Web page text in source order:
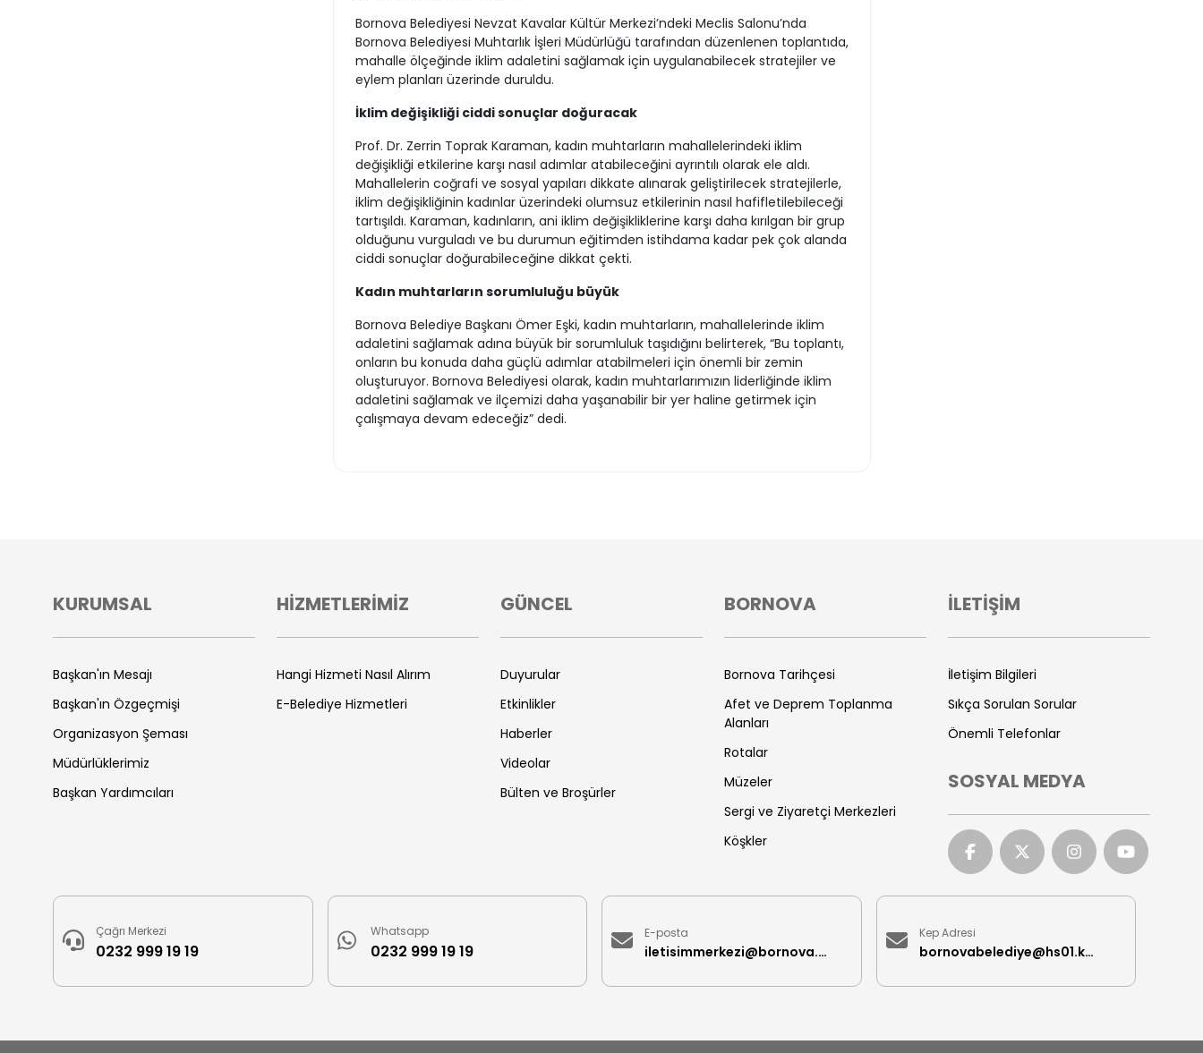
Bornova Belediyesi Nevzat Kavalar Kültür Merkezi’ndeki Meclis Salonu’nda
Bornova Belediyesi Muhtarlık İşleri Müdürlüğü tarafından düzenlenen toplantıda,
mahalle ölçeğinde iklim adaletini sağlamak için uygulanabilecek stratejiler ve
eylem planları üzerinde duruldu.
İklim değişikliği ciddi sonuçlar doğuracak
Prof. Dr. Zerrin Toprak Karaman, kadın muhtarların mahallelerindeki iklim
değişikliği etkilerine karşı nasıl adımlar atabileceğini ayrıntılı olarak ele aldı.
Mahallelerin coğrafi ve sosyal yapıları dikkate alınarak geliştirilecek stratejilerle,
iklim değişikliğinin kadınlar üzerindeki olumsuz etkilerinin nasıl hafifletilebileceği
tartışıldı. Karaman, kadınların, ani iklim değişikliklerine karşı daha kırılgan bir grup
olduğunu vurguladı ve bu durumun eğitimden istihdama kadar pek çok alanda
ciddi sonuçlar doğurabileceğine dikkat çekti.
Kadın muhtarların sorumluluğu büyük
Bornova Belediye Başkanı Ömer Eşki, kadın muhtarların, mahallelerinde iklim
adaletini sağlamak adına büyük bir sorumluluk taşıdığını belirterek, “Bu toplantı,
onların bu konuda daha güçlü adımlar atabilmeleri için önemli bir zemin
oluşturuyor. Bornova Belediyesi olarak, kadın muhtarlarımızın liderliğinde iklim
adaletini sağlamak ve ilçemizi daha yaşanabilir bir yer haline getirmek için
çalışmaya devam edeceğiz” dedi.
KURUMSAL
Başkan'ın Mesajı
Başkan'ın Özgeçmişi
Organizasyon Şeması
Müdürlüklerimiz
Başkan Yardımcıları
HİZMETLERİMİZ
Hangi Hizmeti Nasıl Alırım
E-Belediye Hizmetleri
GÜNCEL
Duyurular
Etkinlikler
Haberler
Videolar
Bülten ve Broşürler
BORNOVA
Bornova Tarihçesi
Afet ve Deprem Toplanma
Alanları
Rotalar
Müzeler
Sergi ve Ziyaretçi Merkezleri
Köşkler
İLETİŞİM
İletişim Bilgileri
Sıkça Sorulan Sorular
Önemli Telefonlar
SOSYAL MEDYA
Çağrı Merkezi
0232 999 19 19
Whatsapp
0232 999 19 19
E-posta
iletisimmerkezi@bornova.bel.tr
Kep Adresi
bornovabelediye@hs01.kep.tr